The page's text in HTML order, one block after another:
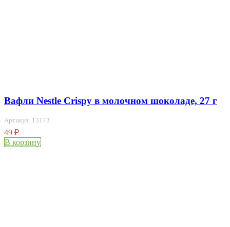
Вафли Nestle Crispy в молочном шоколаде, 27 г
Артикул: 13173
49 ₽
В корзину